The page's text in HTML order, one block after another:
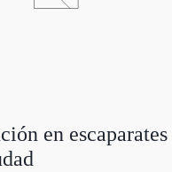
en escaparates